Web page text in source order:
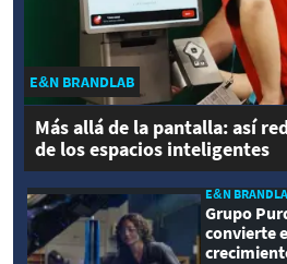
E&N BRANDLAB
Más allá de la pantalla: así
de los espacios inteligentes
E&N
Grupo
convierte